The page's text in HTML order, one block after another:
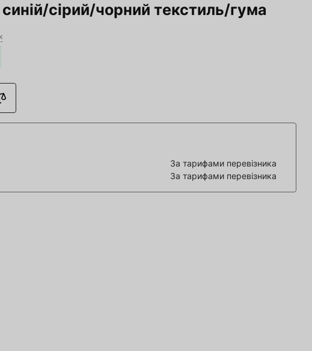
сірий/чорний текстиль/гума
За тарифами перевізника
За тарифами перевізника